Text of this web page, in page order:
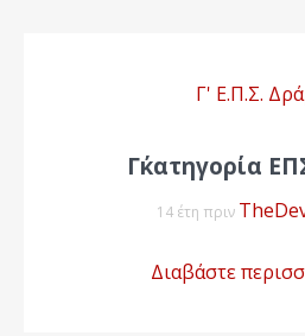
Γ' Ε.Π.Σ.
Γ΄κατηγορία
14 έτη πριν
Διαβάστε